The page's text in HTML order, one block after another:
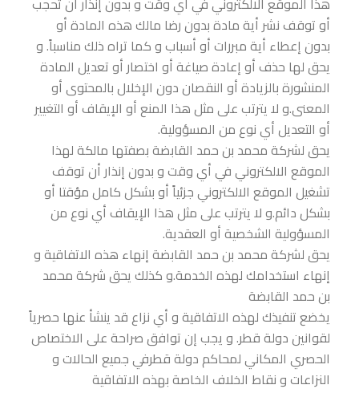
أو توقف نشر أية مادة بدون رضا مالك هذه المادة أو
بدون إعطاء أية مبررات أو أسباب و كما تراه ذلك مناسباً. و
يحق لها حذف أو إعادة صياغة أو اختصار أو تعديل المادة
المنشورة بالزيادة أو النقصان دون الإخلال بالمحتوى أو
المعنى.و لا يترتب على مثل هذا المنع أو الإيقاف أو التغيير
أو التعديل أي نوع من المسؤولية.
يحق لشركة محمد بن حمد القابضة بصفتها مالكة لهذا
الموقع الالكتروني في أي وقت و بدون إنذار أن توقف
تشغيل الموقع الالكتروني جزئياً أو بشكل كامل مؤقتا أو
بشكل دائم.و لا يترتب على مثل هذا الإيقاف أي نوع من
المسؤولية الشخصية أو العقدية.
يحق لشركة محمد بن حمد القابضة إنهاء هذه الاتفاقية و
إنهاء استخدامك لهذه الخدمة.و كذلك يحق شركة محمد
بن حمد القابضة
يخضع تنفيذك لهذه الاتفاقية و أي نزاع قد ينشأ عنها حصرياً
لقوانين دولة قطر. و يجب إن توافق صراحة على الاختصاص
الحصري المكاني لمحاكم دولة قطرفي جميع الحالات و
النزاعات و نقاط الخلاف الخاصة بهذه الاتفاقية